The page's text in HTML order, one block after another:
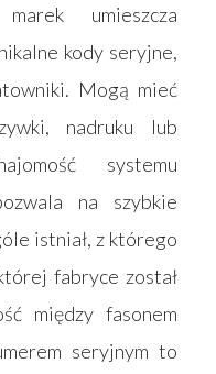
umieszcza
kody seryjne,
Mogą mieć
nadruku lub
systemu
na szybkie
istniał, z którego
fabryce został
między fasonem
seryjnym to
Akcesoria
Kontakt